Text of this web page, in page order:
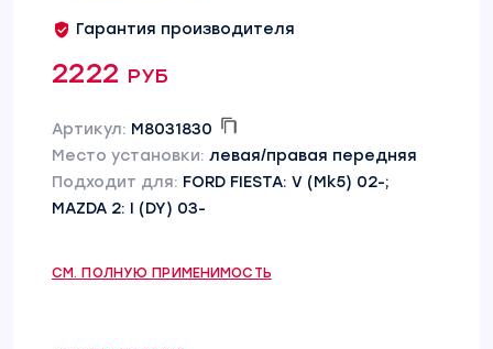
Гарантия производителя
2222 руб
Артикул: M8031830
Место установки: левая/правая передняя
Подходит для: FORD FIESTA: V (Mk5) 02-;
MAZDA 2: I (DY) 03-
СМ. ПОЛНУЮ ПРИМЕНИМОСТЬ